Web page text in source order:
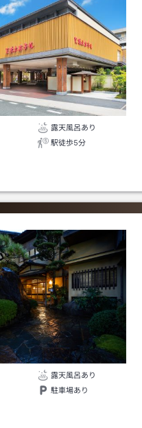
露天風呂あり
駅徒歩5分
露天風呂あり
駐車場あり